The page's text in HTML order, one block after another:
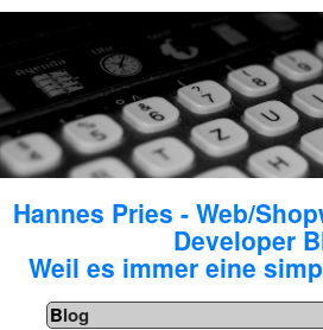
Hannes Pries - Web/
Developer
Weil es immer eine
Blog